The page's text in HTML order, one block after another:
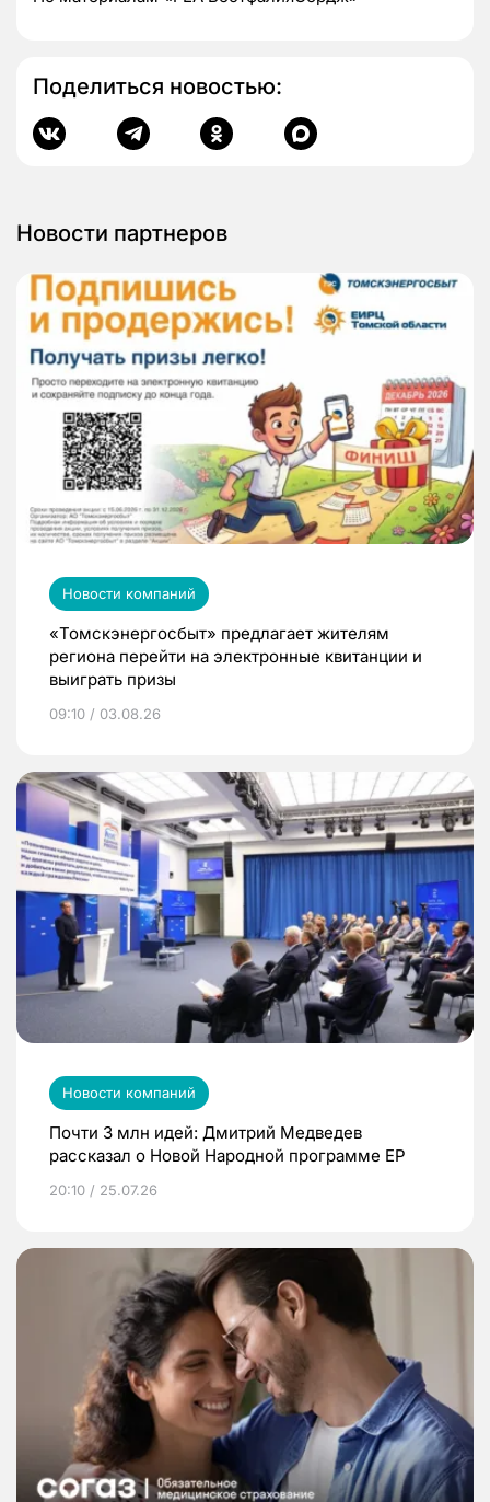
Поделиться новостью:
Новости партнеров
Новости компаний
«Томскэнергосбыт» предлагает жителям
региона перейти на электронные квитанции и
выиграть призы
09:10 / 03.08.26
Новости компаний
Почти 3 млн идей: Дмитрий Медведев
рассказал о Новой Народной программе ЕР
20:10 / 25.07.26